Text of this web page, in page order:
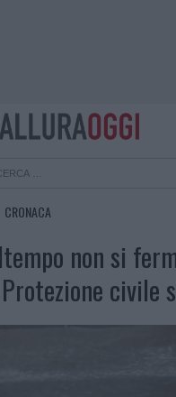
CRONACA
non si
civile